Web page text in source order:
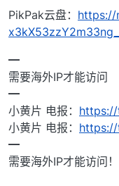
PikPak云盘： https://
━
需要海外IP才能访问
━
小黄片 电报：
小黄片 电报：
━
需要海外IP才能访问！